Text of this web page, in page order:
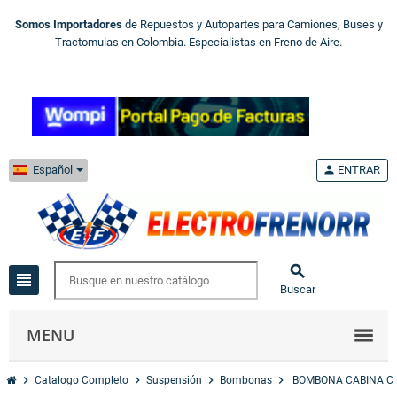
Somos Importadores de Repuestos y Autopartes para Camiones, Buses y
Tractomulas en Colombia. Especialistas en Freno de Aire.
Español
view_headline 
Buscar
person ENTRAR
MENU
chevron_right Catalogo Completo chevron_right Suspensión chevron_right Bombonas chevron_right BOMBONA CABINA